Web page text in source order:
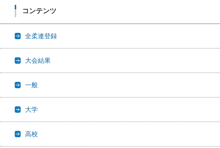
コンテンツ
全柔連登録
大会結果
一般
大学
高校